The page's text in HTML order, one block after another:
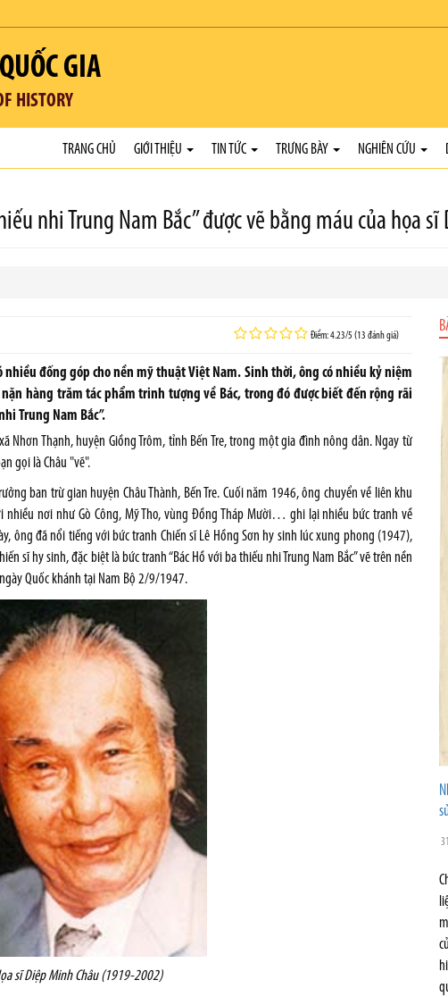
GIA
HISTORY
TRANG CHỦ GIỚI THIỆU TIN TỨC TRƯNG BÀY NGHIÊN CỨU
nhi Trung Nam Bắc” được vẽ bằng máu của họa
Điểm: 4.23/5 (13 đánh giá)
nhiều đống góp cho nền mỹ thuật Việt Nam. Sinh thời, ông có nhiều kỷ niệm
nặn hàng trăm tác phẩm trinh tượng về Bác, trong đó được biết đến rộng rãi
Trung Nam Bắc”.
Nhơn Thạnh, huyện Giồng Trôm, tỉnh Bến Tre, trong một gia đình nông dân. Ngay từ
gọi là Châu "vẽ".
ban trừ gian huyện Châu Thành, Bến Tre. Cuối năm 1946, ông chuyển về liên khu
nhiều nơi như Gò Công, Mỹ Tho, vùng Đồng Tháp Mười… ghi lại nhiều bức tranh về
ông đã nổi tiếng với bức tranh Chiến sĩ Lê Hồng Sơn hy sinh lúc xung phong (1947),
sĩ hy sinh, đặc biệt là bức tranh “Bác Hồ với ba thiếu nhi Trung Nam Bắc” vẽ trên nền
Quốc khánh tại Nam Bộ 2/9/1947.
sĩ Diệp Minh Châu (1919-2002)